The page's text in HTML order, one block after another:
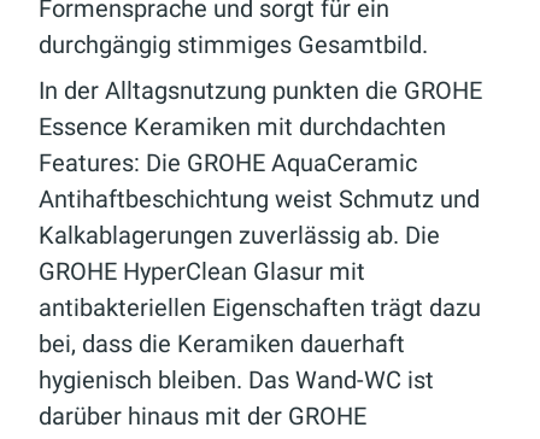
Formensprache und sorgt für ein
durchgängig stimmiges Gesamtbild.
In der Alltagsnutzung punkten die GROHE
Essence Keramiken mit durchdachten
Features: Die GROHE AquaCeramic
Antihaftbeschichtung weist Schmutz und
Kalkablagerungen zuverlässig ab. Die
GROHE HyperClean Glasur mit
antibakteriellen Eigenschaften trägt dazu
bei, dass die Keramiken dauerhaft
hygienisch bleiben. Das Wand-WC ist
darüber hinaus mit der GROHE